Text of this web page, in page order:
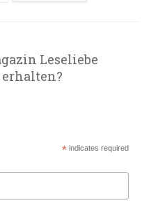
Leseliebe
*indicates required